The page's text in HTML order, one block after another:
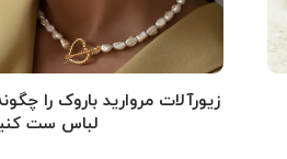
زیورآلات مروارید باروک را
لباس ست